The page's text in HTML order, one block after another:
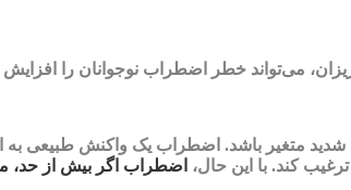
می‌تواند خطر اضطراب نوجوانان را
شدید متغیر باشد. اضطراب یک واکنش طبیعی
کند. با این حال، اضطراب اگر بیش از حد،